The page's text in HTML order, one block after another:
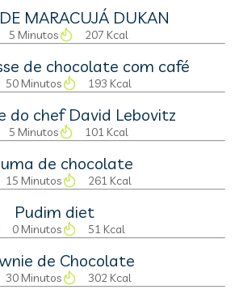
MARACUJÁ DUKAN
5 Minutos 207 Kcal
de chocolate com café
50 Minutos 193 Kcal
do chef David Lebovitz
5 Minutos 101 Kcal
de chocolate
15 Minutos 261 Kcal
Pudim diet
0 Minutos 51 Kcal
de Chocolate
30 Minutos 302 Kcal